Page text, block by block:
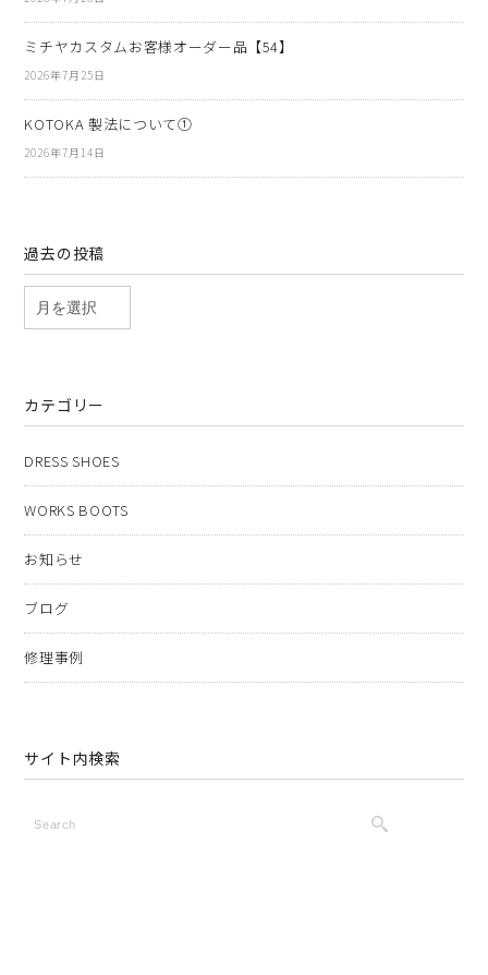
ミチヤカスタムお客様オーダー品【54】
2026年7月25日
KOTOKA 製法について①
2026年7月14日
過去の投稿
カテゴリー
DRESS SHOES
WORKS BOOTS
お知らせ
ブログ
修理事例
サイト内検索